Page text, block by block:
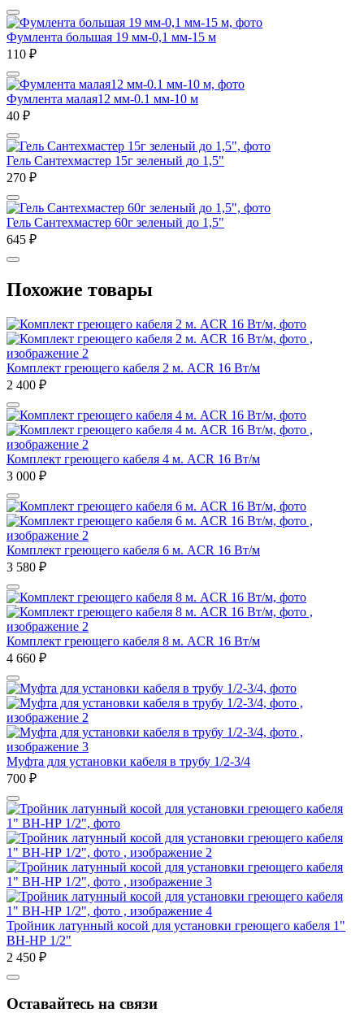
Фумлента большая 19 мм-0,1 мм-15 м
110 ₽
Фумлента малая12 мм-0.1 мм-10 м
40 ₽
Гель Сантехмастер 15г зеленый до 1,5"
270 ₽
Гель Сантехмастер 60г зеленый до 1,5"
645 ₽
Похожие товары
Комплект греющего кабеля 2 м. ACR 16 Вт/м
2 400 ₽
Комплект греющего кабеля 4 м. ACR 16 Вт/м
3 000 ₽
Комплект греющего кабеля 6 м. ACR 16 Вт/м
3 580 ₽
Комплект греющего кабеля 8 м. ACR 16 Вт/м
4 660 ₽
Муфта для установки кабеля в трубу 1/2-3/4
700 ₽
Тройник латунный косой для установки греющего кабеля 1"
ВН-НР 1/2"
2 450 ₽
Оставайтесь на связи